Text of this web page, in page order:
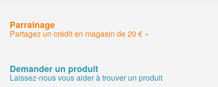
Parrainage
Partagez un crédit en magasin de 20 € »
Demander un produit
Laissez-nous vous aider à trouver un produit